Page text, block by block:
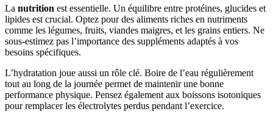
La nutrition est essentielle. Un équilibre entre protéines, glucides et
lipides est crucial. Optez pour des aliments riches en nutriments
comme les légumes, fruits, viandes maigres, et les grains entiers. Ne
sous-estimez pas l’importance des suppléments adaptés à vos
besoins spécifiques.
L’hydratation joue aussi un rôle clé. Boire de l’eau régulièrement
tout au long de la journée permet de maintenir une bonne
performance physique. Pensez également aux boissons isotoniques
pour remplacer les électrolytes perdus pendant l’exercice.